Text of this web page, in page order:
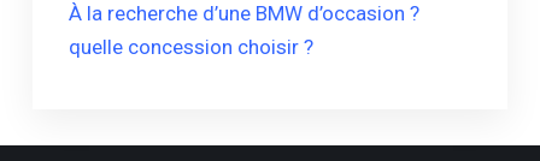
À la recherche d’une BMW d’occasion ?
quelle concession choisir ?